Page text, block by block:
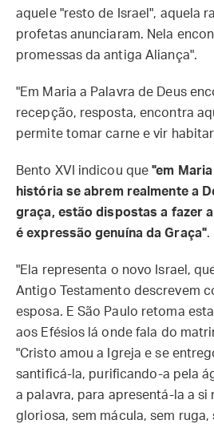
aquele "resto de Israel", aquela
profetas anunciaram. Nela
promessas da antiga Aliança".
"Em Maria a Palavra de Deus
recepção, resposta, encontra
permite tomar carne e vir
Bento XVI indicou que"em
história se abrem realmente a
graça, estão dispostas a fazer
é expressão genuína da Graça".
"Ela representa o novo Israel,
Antigo Testamento descrevem
esposa. E São Paulo retoma
aos Efésios lá onde fala do
"Cristo amou a Igreja e se
santificá-la, purificando-a pela
a palavra, para apresentá-la a si
gloriosa, sem mácula, sem